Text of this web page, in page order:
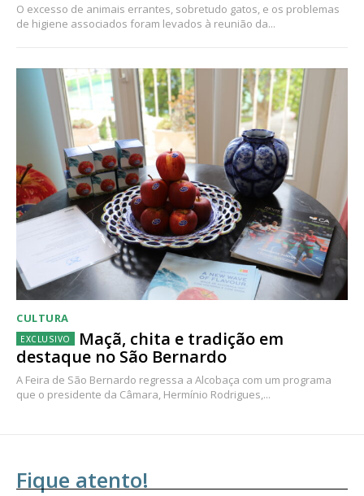
O excesso de animais errantes, sobretudo gatos, e os problemas
de higiene associados foram levados à reunião da...
CULTURA
Maçã, chita e tradição em
destaque no São Bernardo
A Feira de São Bernardo regressa a Alcobaça com um programa
que o presidente da Câmara, Hermínio Rodrigues,...
Fique atento!